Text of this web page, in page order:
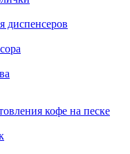
диспенсеров
кофе на песке